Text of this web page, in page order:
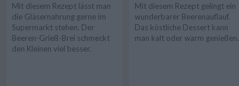
Mit diesem Rezept lässt man
die Gläsernahrung gerne im
Supermarkt stehen. Der
Beeren-Grieß-Brei schmeckt
den Kleinen viel besser.
Mit diesem Rezept gelingt ein
wunderbarer Beerenauflauf.
Das köstliche Dessert kann
man kalt oder warm genießen.